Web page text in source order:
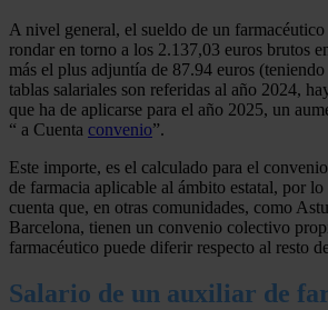
A nivel general, el sueldo de un farmacéutico
rondar en torno a los 2.137,03 euros brutos
más el plus adjuntía de 87.94 euros (teniendo
tablas salariales son referidas al año 2024,
que ha de aplicarse para el año 2025, un
“ a Cuenta convenio”.
Este importe, es el calculado para el
de farmacia aplicable al ámbito estatal, por lo
cuenta que, en otras comunidades, como
Barcelona, tienen un convenio colectivo
farmacéutico puede diferir respecto al resto
Salario de un auxiliar de